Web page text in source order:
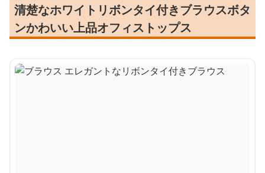
清楚なホワイトリボンタイ付きブラウスボタ
ンかわいい上品オフィストップス